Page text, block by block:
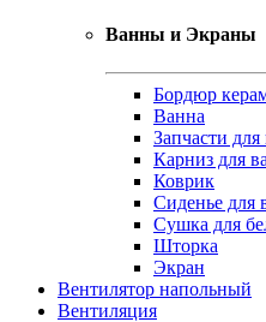
Ванны и Экраны
Бордюр
Ванна
Запчасти для
Карниз для
Коврик
Сиденье для
Сушка для
Шторка
Экран
Вентилятор напольный
Вентиляция